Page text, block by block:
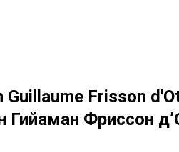
Guillaume Frisson
Гийаман Фриссон